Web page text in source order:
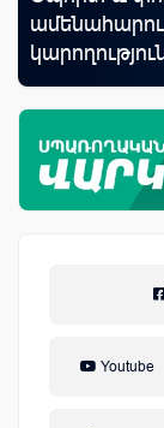
Youtube